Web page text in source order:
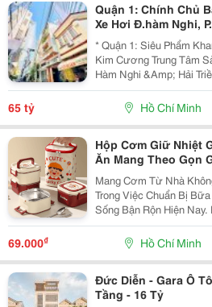
Quận 1: Chính Chủ
Xe Hơi Đ.hàm Nghi,
Sẵn Hdt Đều- Sát
* Quận 1: Siêu Phẩm
Kim Cương Trung Tâm
Hàm Nghi &Amp; Hải
Hẻm Xe Hơi Ngủ Trong
65 tỷ Hồ Chí Minh
Hộp Cơm Giữ Nhiệt
Ăn Mang Theo Gọn
Mang Cơm Từ Nhà
Trong Việc Chuẩn Bị
Sống Bận Rộn Hiện
Chọn Tiện Lợi Dành
Viên Văn Phòng Và
Chuyển....
69.000₫ Hồ Chí Minh
Đức Diễn - Gara Ô
Tầng - 16 Tỷ